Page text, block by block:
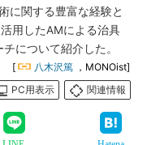
に関する豊富な経験と
用したAMによる治具
について紹介した。
[ 八木沢篤 ，MONOist]
PC用表示
関連情報